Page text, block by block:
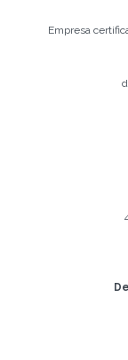
El
Registro
Empresa